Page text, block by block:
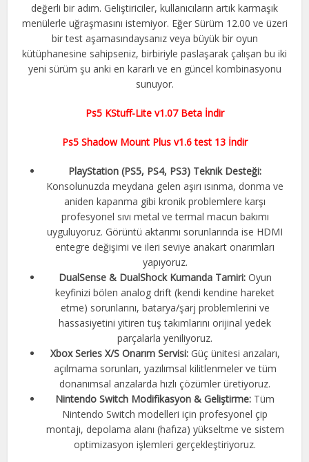
değerli bir adım. Geliştiriciler, kullanıcıların artık karmaşık
menülerle uğraşmasını istemiyor. Eğer Sürüm 12.00 ve üzeri
bir test aşamasındaysanız veya büyük bir oyun
kütüphanesine sahipseniz, birbiriyle paslaşarak çalışan bu iki
yeni sürüm şu anki en kararlı ve en güncel kombinasyonu
sunuyor.
Ps5 KStuff-Lite v1.07 Beta İndir
Ps5 Shadow Mount Plus v1.6 test 13 İndir
PlayStation (PS5, PS4, PS3) Teknik Desteği:
Konsolunuzda meydana gelen aşırı ısınma, donma ve
aniden kapanma gibi kronik problemlere karşı
profesyonel sıvı metal ve termal macun bakımı
uyguluyoruz. Görüntü aktarımı sorunlarında ise HDMI
entegre değişimi ve ileri seviye anakart onarımları
yapıyoruz.
DualSense & DualShock Kumanda Tamiri:Oyun
keyfinizi bölen analog drift (kendi kendine hareket
etme) sorunlarını, batarya/şarj problemlerini ve
hassasiyetini yitiren tuş takımlarını orijinal yedek
parçalarla yeniliyoruz.
Xbox Series X/S Onarım Servisi:Güç ünitesi arızaları,
açılmama sorunları, yazılımsal kilitlenmeler ve tüm
donanımsal arızalarda hızlı çözümler üretiyoruz.
Nintendo Switch Modifikasyon & Geliştirme: Tüm
Nintendo Switch modelleri için profesyonel çip
montajı, depolama alanı (hafıza) yükseltme ve sistem
optimizasyon işlemleri gerçekleştiriyoruz.